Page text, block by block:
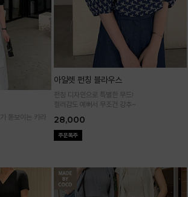
돋보이는 카라
아일렛 펀칭 블라우스
펀칭 디자인으로 특별한 무드!
컬러감도 예뻐서 무조건 강추~
28,000